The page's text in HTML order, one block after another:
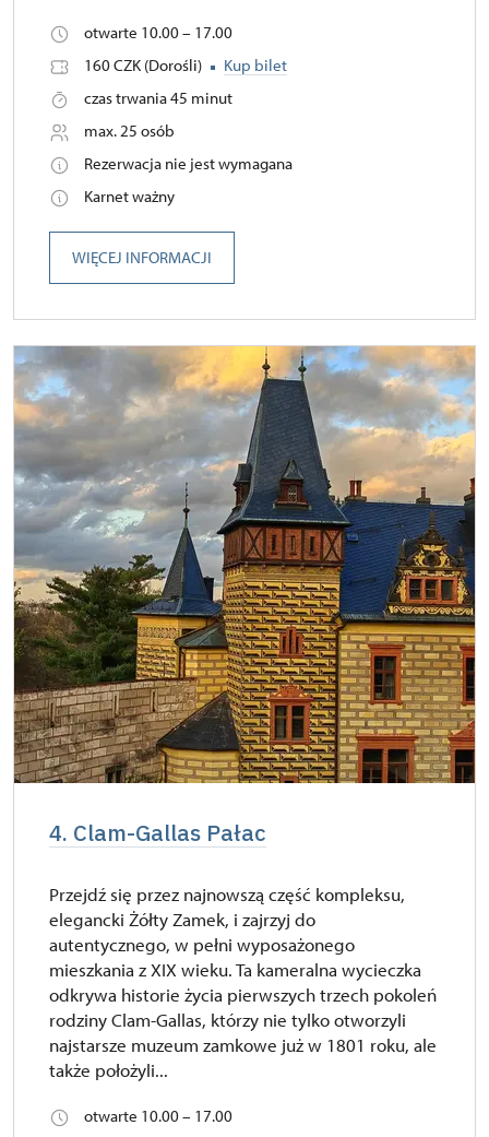
otwarte 10.00 – 17.00
160 CZK (Dorośli)
Kup bilet
czas trwania 45 minut
max. 25 osób
Rezerwacja nie jest wymagana
Karnet ważny
WIĘCEJ INFORMACJI
4. Clam-Gallas Pałac
Przejdź się przez najnowszą część kompleksu,
elegancki Żółty Zamek, i zajrzyj do
autentycznego, w pełni wyposażonego
mieszkania z XIX wieku. Ta kameralna wycieczka
odkrywa historie życia pierwszych trzech pokoleń
rodziny Clam-Gallas, którzy nie tylko otworzyli
najstarsze muzeum zamkowe już w 1801 roku, ale
także położyli...
otwarte 10.00 – 17.00